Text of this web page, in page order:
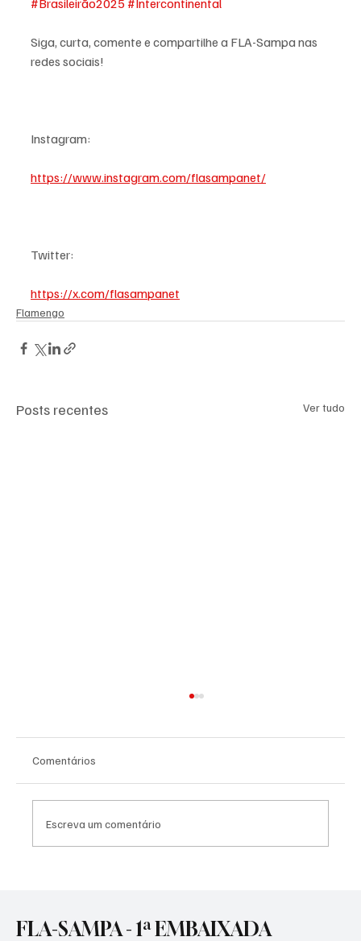
#Brasileirão2025 #Intercontinental
Siga, curta, comente e compartilhe a FLA-Sampa nas
redes sociais!
Instagram:
https://www.instagram.com/flasampanet/
Twitter:
https://x.com/flasampanet
Flamengo
Posts recentes Ver tudo
RUBRO-NEGROS!
Comentários
Escreva um comentário
FLA-SAMPA - 1ª EMBAIXADA